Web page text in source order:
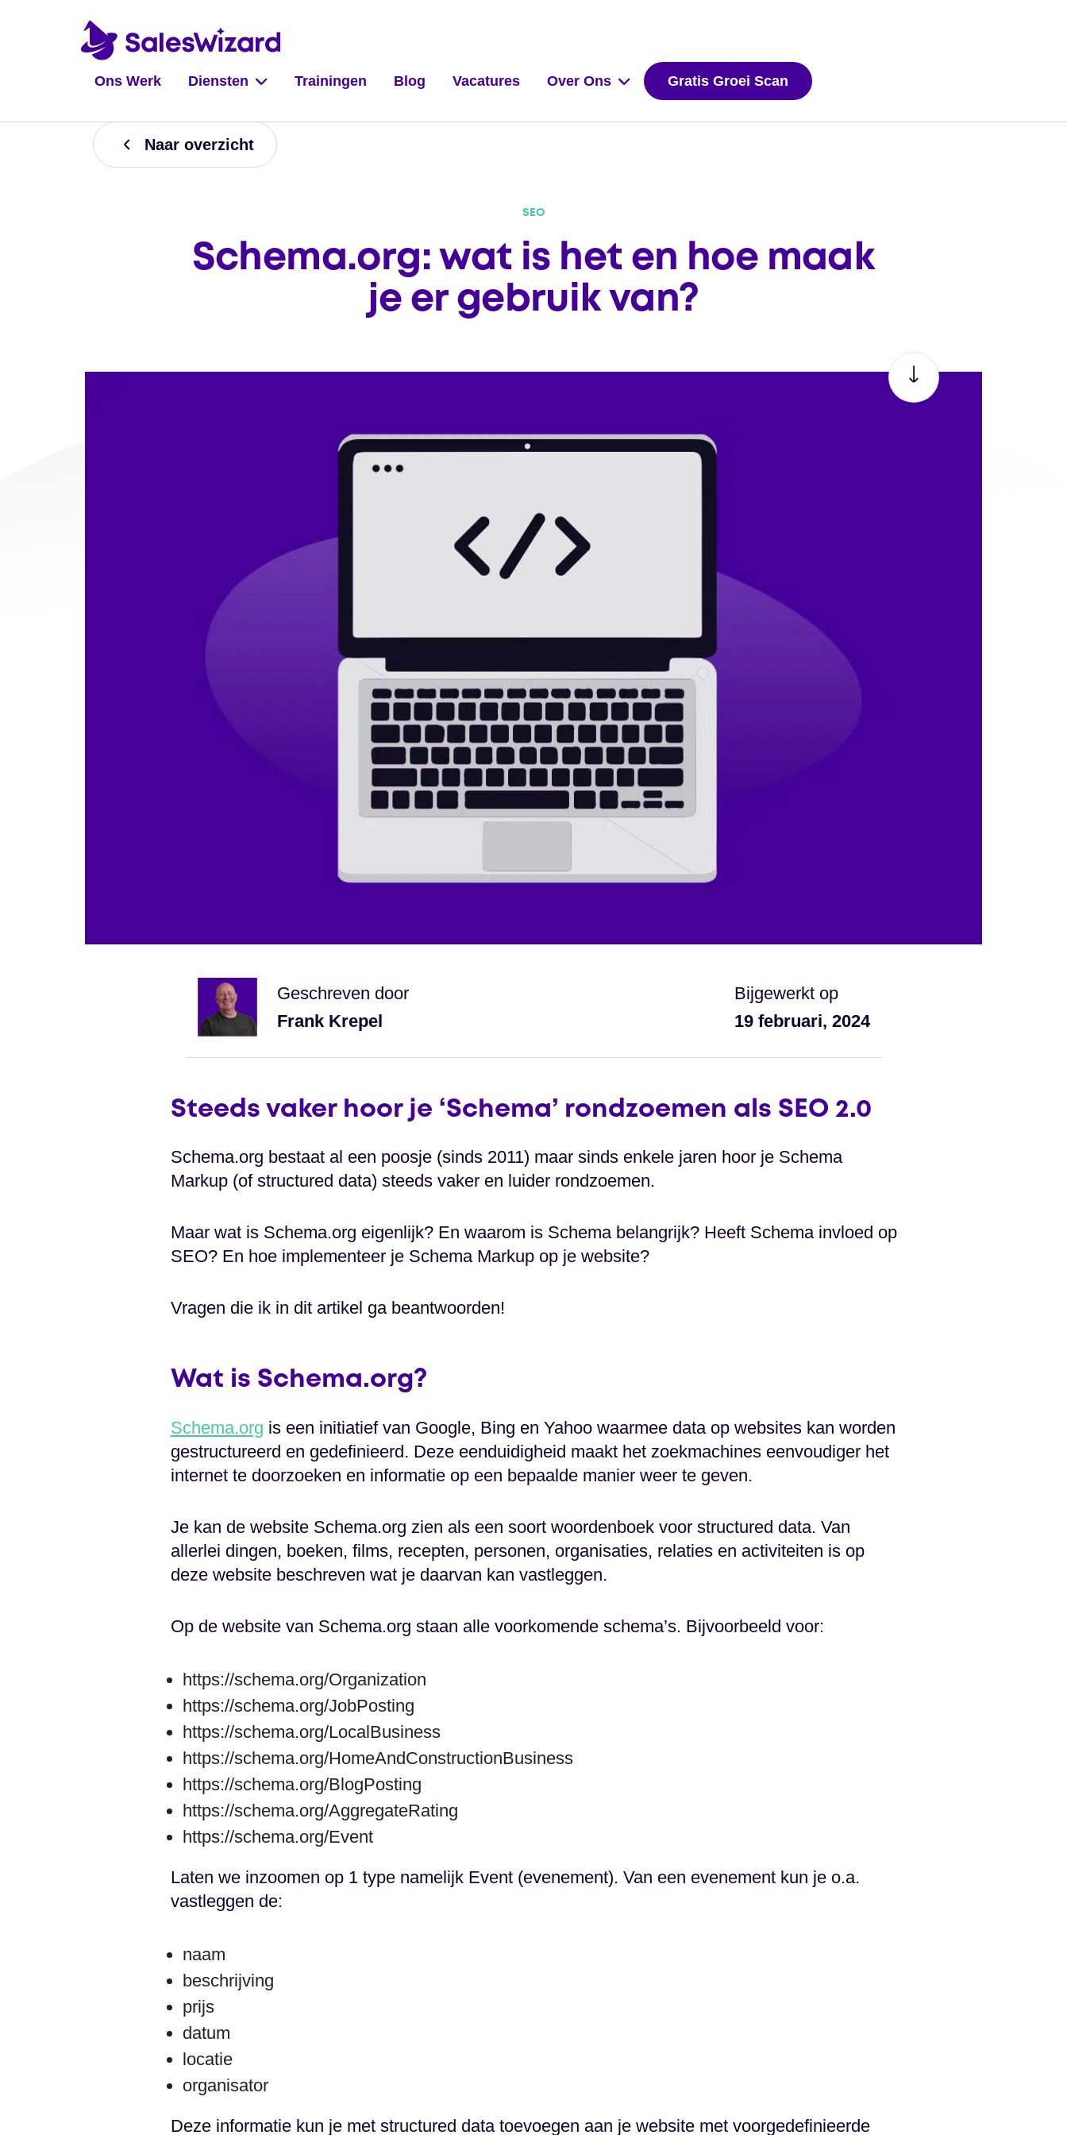
Ons Werk Diensten Trainingen Blog Vacatures Over Ons Gratis Groei Scan
Naar overzicht
SEO
Schema.org: wat is het en hoe maak
je er gebruik van?
Geschreven door
Frank Krepel
Bijgewerkt op
19 februari, 2024
Steeds vaker hoor je ‘Schema’ rondzoemen als SEO 2.0
Schema.org bestaat al een poosje (sinds 2011) maar sinds enkele jaren hoor je Schema
Markup (of structured data) steeds vaker en luider rondzoemen.
Maar wat is Schema.org eigenlijk? En waarom is Schema belangrijk? Heeft Schema invloed op
SEO? En hoe implementeer je Schema Markup op je website?
Vragen die ik in dit artikel ga beantwoorden!
Wat is Schema.org?
Schema.org is een initiatief van Google, Bing en Yahoo waarmee data op websites kan worden
gestructureerd en gedefinieerd. Deze eenduidigheid maakt het zoekmachines eenvoudiger het
internet te doorzoeken en informatie op een bepaalde manier weer te geven.
Je kan de website Schema.org zien als een soort woordenboek voor structured data. Van
allerlei dingen, boeken, films, recepten, personen, organisaties, relaties en activiteiten is op
deze website beschreven wat je daarvan kan vastleggen.
Op de website van Schema.org staan alle voorkomende schema’s. Bijvoorbeeld voor:
https://schema.org/Organization
https://schema.org/JobPosting
https://schema.org/LocalBusiness
https://schema.org/HomeAndConstructionBusiness
https://schema.org/BlogPosting
https://schema.org/AggregateRating
https://schema.org/Event
Laten we inzoomen op 1 type namelijk Event (evenement). Van een evenement kun je o.a.
vastleggen de:
naam
beschrijving
prijs
datum
locatie
organisator
Deze informatie kun je met structured data toevoegen aan je website met voorgedefinieerde